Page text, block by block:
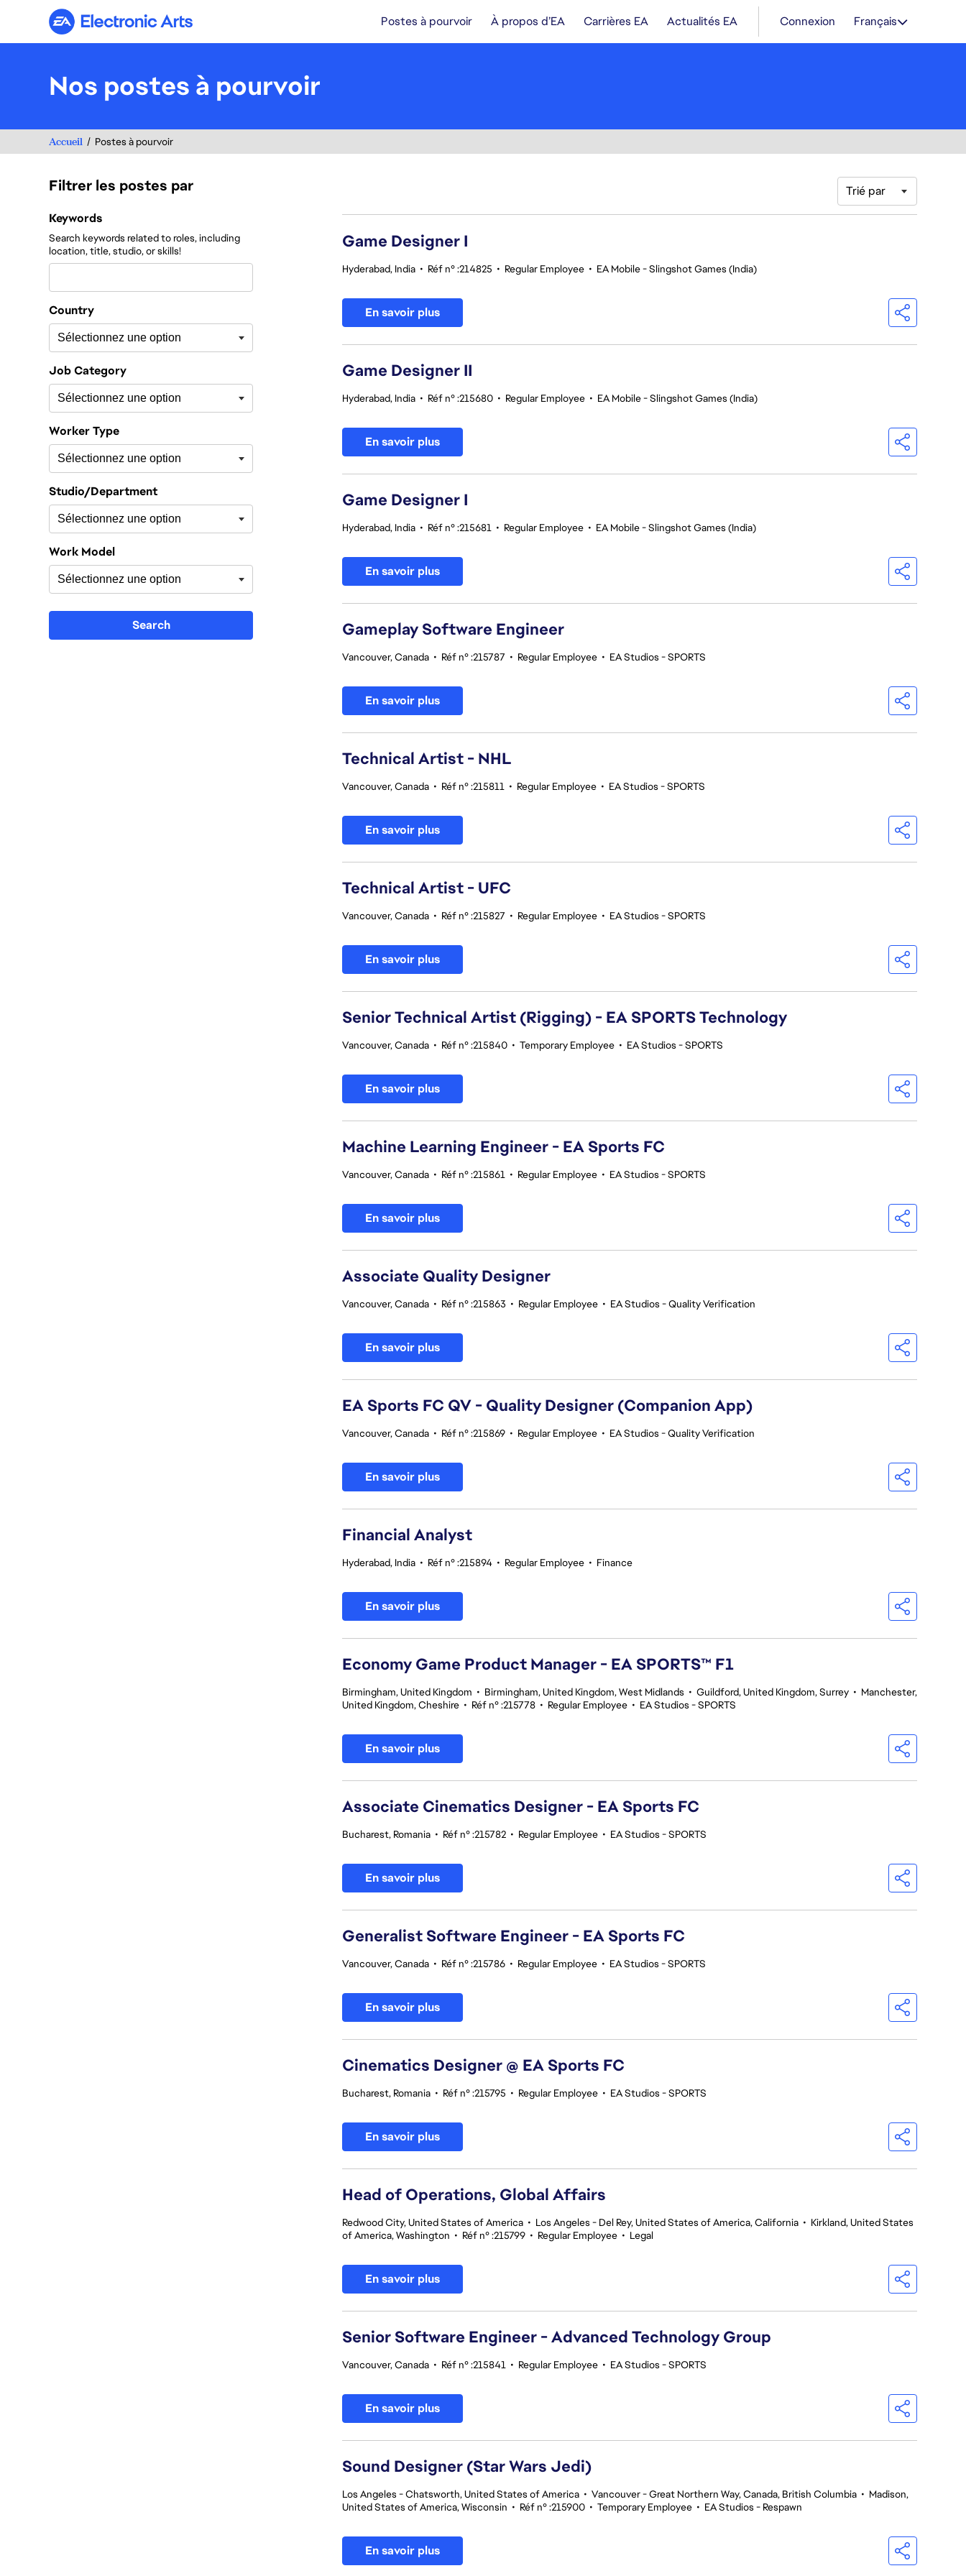
Electronic Arts Postes à pourvoir À propos d’EA Carrières EA Actualités EA Connexion Français
Nos postes à pourvoir
Accueil Postes à pourvoir
Filtrer les postes par
Filtrer les postes par
Keywords
Search keywords related to roles, including
location, title, studio, or skills!
Country
Job Category
Worker Type
Studio/Department
Work Model
Search
Trié par
Game Designer I
Hyderabad, India • Réf n° :214825 • Regular Employee • EA Mobile - Slingshot Games (India)
En savoir plus
Game Designer II
Hyderabad, India • Réf n° :215680 • Regular Employee • EA Mobile - Slingshot Games (India)
En savoir plus
Game Designer I
Hyderabad, India • Réf n° :215681 • Regular Employee • EA Mobile - Slingshot Games (India)
En savoir plus
Gameplay Software Engineer
Vancouver, Canada • Réf n° :215787 • Regular Employee • EA Studios - SPORTS
En savoir plus
Technical Artist - NHL
Vancouver, Canada • Réf n° :215811 • Regular Employee • EA Studios - SPORTS
En savoir plus
Technical Artist - UFC
Vancouver, Canada • Réf n° :215827 • Regular Employee • EA Studios - SPORTS
En savoir plus
Senior Technical Artist (Rigging) - EA SPORTS Technology
Vancouver, Canada • Réf n° :215840 • Temporary Employee • EA Studios - SPORTS
En savoir plus
Machine Learning Engineer - EA Sports FC
Vancouver, Canada • Réf n° :215861 • Regular Employee • EA Studios - SPORTS
En savoir plus
Associate Quality Designer
Vancouver, Canada • Réf n° :215863 • Regular Employee • EA Studios - Quality Verification
En savoir plus
EA Sports FC QV - Quality Designer (Companion App)
Vancouver, Canada • Réf n° :215869 • Regular Employee • EA Studios - Quality Verification
En savoir plus
Financial Analyst
Hyderabad, India • Réf n° :215894 • Regular Employee • Finance
En savoir plus
Economy Game Product Manager - EA SPORTS™ F1
Birmingham, United Kingdom • Birmingham, United Kingdom, West Midlands • Guildford, United Kingdom, Surrey • Manchester,
United Kingdom, Cheshire • Réf n° :215778 • Regular Employee • EA Studios - SPORTS
En savoir plus
Associate Cinematics Designer - EA Sports FC
Bucharest, Romania • Réf n° :215782 • Regular Employee • EA Studios - SPORTS
En savoir plus
Generalist Software Engineer - EA Sports FC
Vancouver, Canada • Réf n° :215786 • Regular Employee • EA Studios - SPORTS
En savoir plus
Cinematics Designer @ EA Sports FC
Bucharest, Romania • Réf n° :215795 • Regular Employee • EA Studios - SPORTS
En savoir plus
Head of Operations, Global Affairs
Redwood City, United States of America • Los Angeles - Del Rey, United States of America, California • Kirkland, United States
of America, Washington • Réf n° :215799 • Regular Employee • Legal
En savoir plus
Senior Software Engineer - Advanced Technology Group
Vancouver, Canada • Réf n° :215841 • Regular Employee • EA Studios - SPORTS
En savoir plus
Sound Designer (Star Wars Jedi)
Los Angeles - Chatsworth, United States of America • Vancouver - Great Northern Way, Canada, British Columbia • Madison,
United States of America, Wisconsin • Réf n° :215900 • Temporary Employee • EA Studios - Respawn
En savoir plus